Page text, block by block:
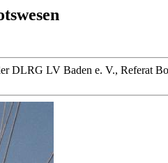
DLRG LV Baden e. V., Referat